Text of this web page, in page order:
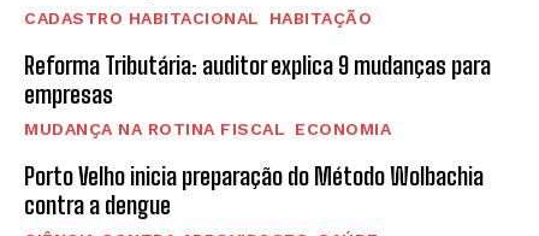
CADASTRO HABITACIONAL HABITAÇÃO
Reforma Tributária: auditor explica 9 mudanças para
empresas
MUDANÇA NA ROTINA FISCAL ECONOMIA
Porto Velho inicia preparação do Método Wolbachia
contra a dengue